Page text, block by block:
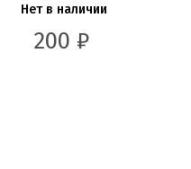
Нет в наличии
200 ₽